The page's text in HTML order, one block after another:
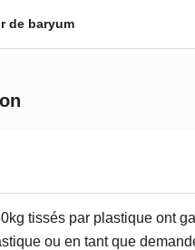
de baryum
tissés par plastique ont
ou en tant que